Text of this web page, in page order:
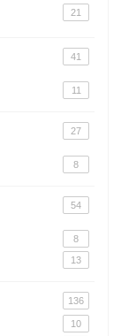
21
41
11
27
8
54
8
13
136
10